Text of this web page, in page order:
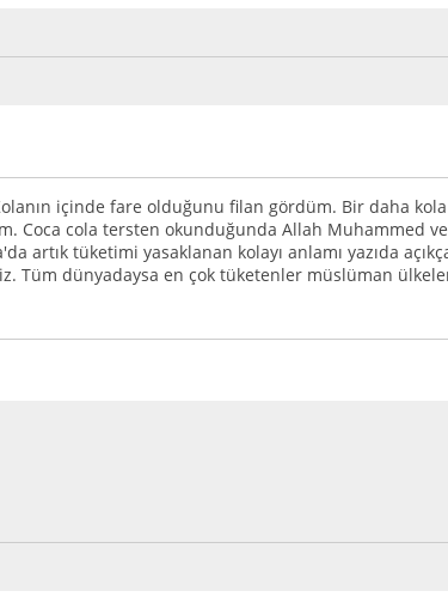
içinde fare olduğunu filan gördüm. Bir daha kola
Coca cola tersten okunduğunda Allah Muhammed
artık tüketimi yasaklanan kolayı anlamı yazıda
Tüm dünyadaysa en çok tüketenler müslüman